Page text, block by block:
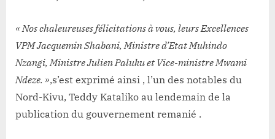
le
chef
de
Félix
Tshisekedi.
« Nos chaleureuses félicitations à vous, leurs Excellences
VPM Jacquemin Shabani, Ministre d’Etat Muhindo
Nzangi, Ministre Julien Paluku et Vice-ministre Mwami
Ndeze. »,s’est exprimé ainsi , l’un des notables du
Nord-Kivu, Teddy Kataliko au lendemain de la
publication du gouvernement remanié .